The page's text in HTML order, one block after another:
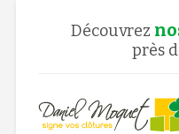
Découvrez
près